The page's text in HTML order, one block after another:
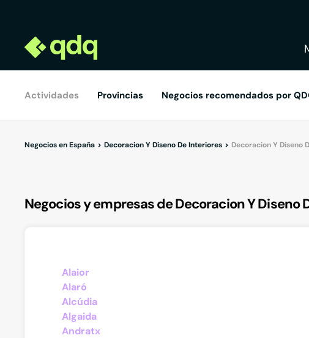
Actividades Provincias Negocios recomendados por
Negocios en España Decoracion Y Diseno De Interiores Decoracion Y Diseno
Negocios y empresas de Decoracion Y Diseno
Alaior
Alaró
Alcúdia
Algaida
Andratx